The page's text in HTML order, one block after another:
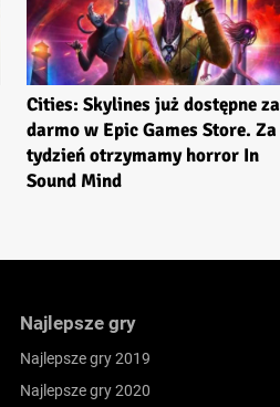
Cities: Skylines już dostępne za
darmo w Epic Games Store. Za
tydzień otrzymamy horror In
Sound Mind
Najlepsze gry
Najlepsze gry 2019
Najlepsze gry 2020